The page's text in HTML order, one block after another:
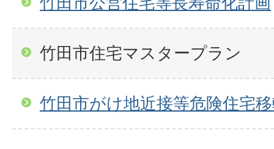
竹田市住宅マスタープラン
竹田市がけ地近接等危険住宅